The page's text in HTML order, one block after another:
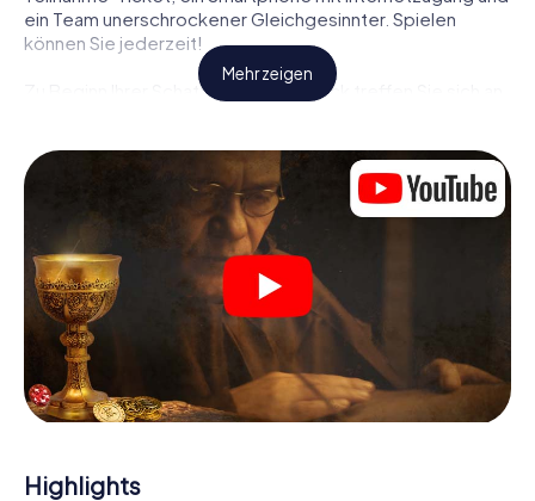
ein Team unerschrockener Gleichgesinnter. Spielen
können Sie jederzeit!
Zu Beginn Ihrer Schatzsuche in Bruneck treffen Sie sich an
geborener Spurensucher? Wer ein waschechter
Abenteurer? Und wer hat das Zeug zum Code-Knacker?
Bei unserer Schatzsuche in Bruneck ist für jeden Spieler
die passende Rolle dabei.
Sind die Rollen verteilt, kann die Krimi-Schatzsuche durch
Bruneck losgehen: An den unterschiedlichsten Orten in
der Stadt knacken Sie verschlüsselte Codes, lösen
knifflige Logikaufgaben und fahnden nach Spuren und
Hinweisstücken. Ihr Smartphone ist dabei Ihr wichtigstes
Ermittlerwerkzeug: Unsere eigens entwickelte App lässt
Sie Kontaktpersonen befragen und rätselhafte
sammeln und navigiert Sie sicher durch Bruneck.
Mehr zeigen
Highlights